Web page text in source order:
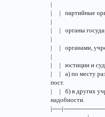
| | партийные
| | органы
| |
|
| |
| | а) по месту
| | б) в других
|-----